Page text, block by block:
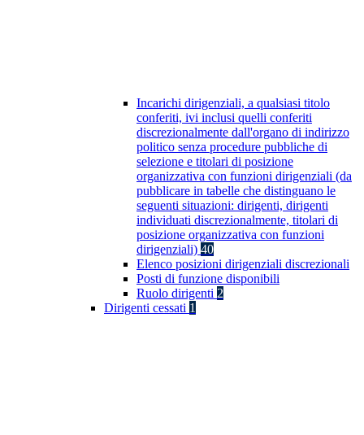
Incarichi dirigenziali, a qualsiasi titolo
conferiti, ivi inclusi quelli conferiti
discrezionalmente dall'organo di indirizzo
politico senza procedure pubbliche di
selezione e titolari di posizione
organizzativa con funzioni dirigenziali (da
pubblicare in tabelle che distinguano le
seguenti situazioni: dirigenti, dirigenti
individuati discrezionalmente, titolari di
posizione organizzativa con funzioni
dirigenziali) 40
Elenco posizioni dirigenziali discrezionali
Posti di funzione disponibili
Ruolo dirigenti 2
Dirigenti cessati 1